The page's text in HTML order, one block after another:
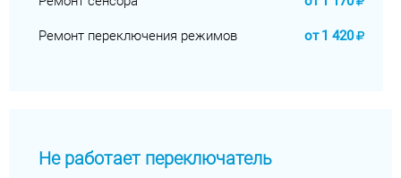
Ремонт переключения режимов от 1 420
Не работает переключатель